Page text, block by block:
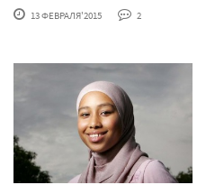
13 ФЕВРАЛЯ'2015 2